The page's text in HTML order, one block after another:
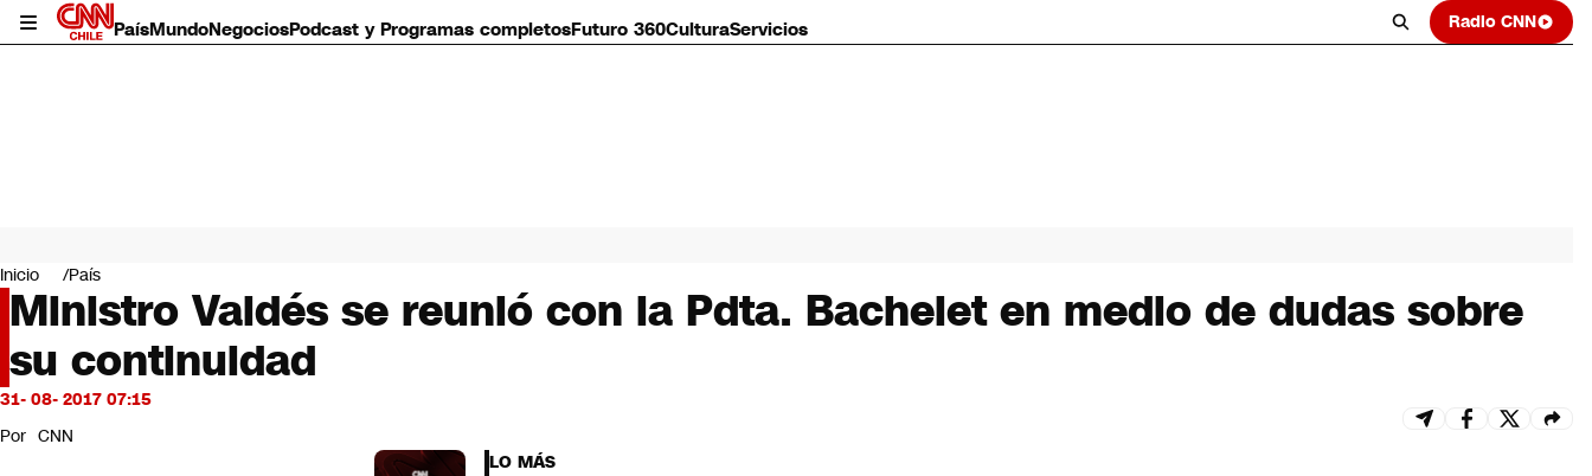
PaísMundoNegociosPodcast y Programas completosFuturo 360CulturaServicios Radio CNN
Mundo
Negocios
Deportes
Programas completos
Cultura
Servicios
Bits
CNN Data
Inicio País
Ministro Valdés se reunió con la Pdta. Bachelet en medio de dudas sobre
su continuidad
31- 08- 2017 07:15
Por CNN
LO MÁS